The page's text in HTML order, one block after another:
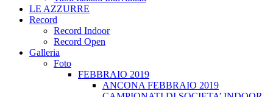
LE AZZURRE
Record
Record Indoor
Record Open
Galleria
Foto
FEBBRAIO 2019
ANCONA FEBBRAIO 2019